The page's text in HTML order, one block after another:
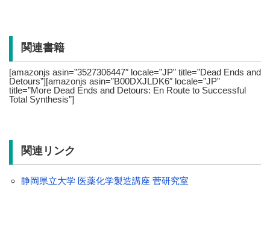
関連書籍
[amazonjs asin=”3527306447″ locale=”JP” title=”Dead Ends and
Detours”][amazonjs asin=”B00DXJLDK6″ locale=”JP”
title=”More Dead Ends and Detours: En Route to Successful
Total Synthesis”]
関連リンク
静岡県立大学 医薬化学製造講座 菅研究室